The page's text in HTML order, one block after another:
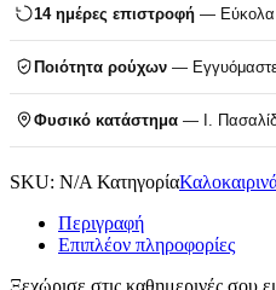
14 ημέρες επιστροφή — Εύκολα
Ποιότητα ρούχων — Εγγυόμαστε
Φυσικό κατάστημα — Ι.
SKU: N/A Κατηγορία
Περιγραφή
Επιπλέον πληροφορίες
Ξεχώρισε στις καθημερινές σου